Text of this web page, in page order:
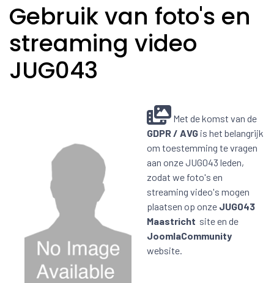
Gebruik van foto's en
streaming video
JUG043
Met de komst van de
GDPR / AVG is het belangrijk
om toestemming te vragen
aan onze JUG043 leden,
zodat we foto's en
streaming video's mogen
plaatsen op onze JUG043
Maastricht site en de
JoomlaCommunity
website.